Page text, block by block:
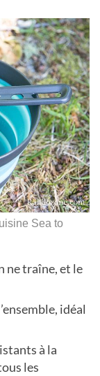
Sea to
ne traîne, et le
idéal
à la
les